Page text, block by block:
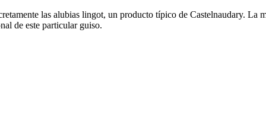
las alubias lingot, un producto típico de Castelnaudary. La
de este particular guiso.